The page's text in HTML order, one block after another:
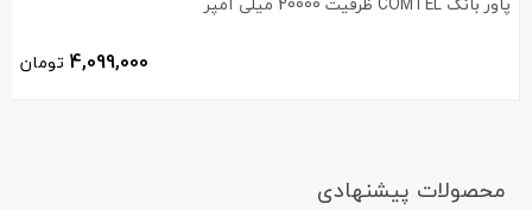
4,099,000 تومان
محصولات پیشنهادی